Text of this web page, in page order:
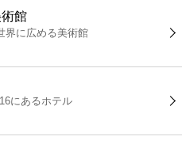
館
界に広める美術館
にあるホテル